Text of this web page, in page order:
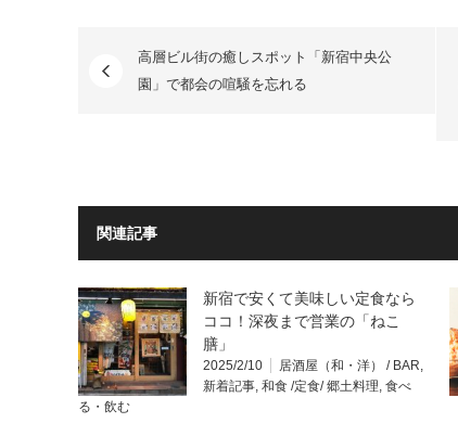
高層ビル街の癒しスポット「新宿中央公
園」で都会の喧騒を忘れる
関連記事
新宿で安くて美味しい定食なら
ココ！深夜まで営業の「ねこ
膳」
2025/2/10 居酒屋（和・洋） / BAR,
新着記事, 和食 /定食/ 郷土料理, 食べ
る・飲む